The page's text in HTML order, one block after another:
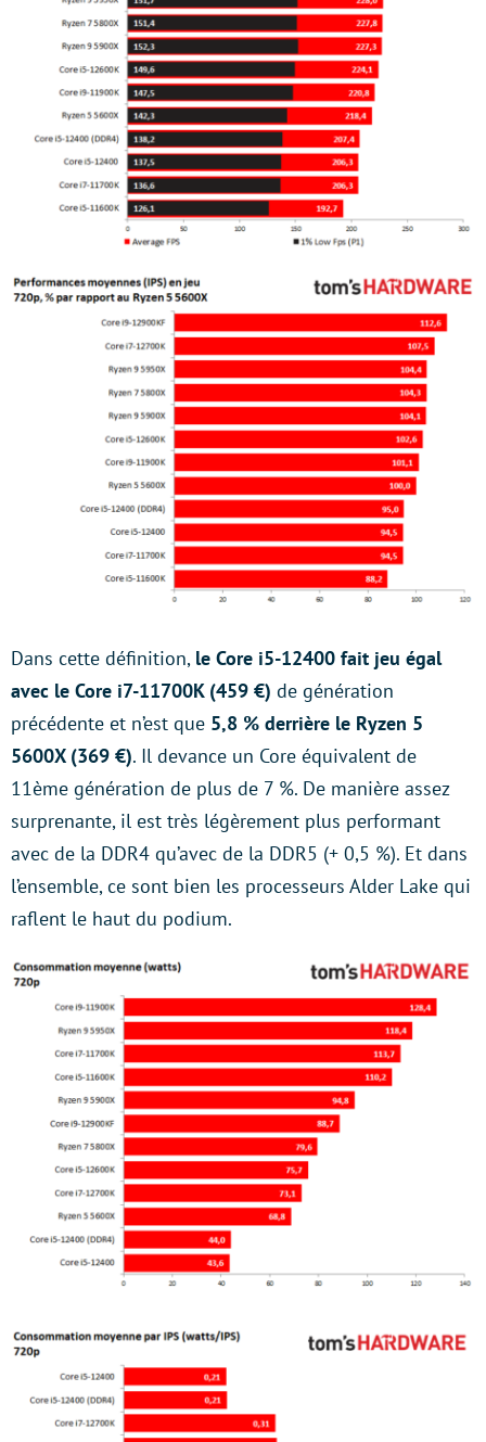
Dans cette définition, le Core i5-12400 fait jeu égal
avec le Core i7-11700K (459 €) de génération
précédente et n’est que 5,8 % derrière le Ryzen 5
5600X (369 €). Il devance un Core équivalent de
11ème génération de plus de 7 %. De manière assez
surprenante, il est très légèrement plus performant
avec de la DDR4 qu’avec de la DDR5 (+ 0,5 %). Et dans
l’ensemble, ce sont bien les processeurs Alder Lake qui
raflent le haut du podium.